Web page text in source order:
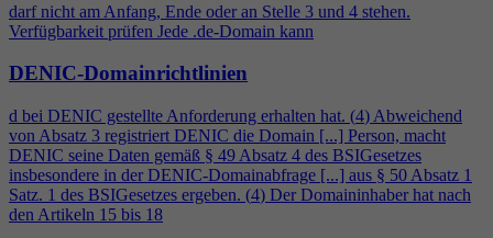
darf nicht am Anfang, Ende oder an Stelle 3 und 4 stehen.
Verfügbarkeit prüfen Jede .de-Domain kann
DENIC-Domainrichtlinien
d bei DENIC gestellte Anforderung erhalten hat. (4) Abweichend
von Absatz 3 registriert DENIC die Domain [...] Person, macht
DENIC seine Daten gemäß § 49 Absatz 4 des BSIGesetzes
insbesondere in der DENIC-Domainabfrage [...] aus § 50 Absatz 1
Satz. 1 des BSIGesetzes ergeben. (4) Der Domaininhaber hat nach
den Artikeln 15 bis 18